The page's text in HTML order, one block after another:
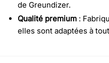
de Greundizer.
Qualité premium :
elles sont adaptées à